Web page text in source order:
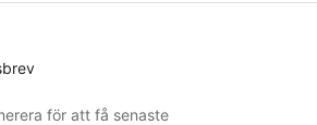
för att få senaste